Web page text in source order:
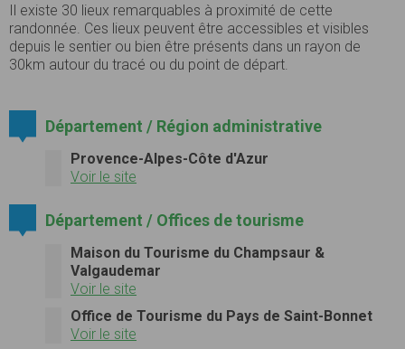
Il existe 30 lieux remarquables à proximité de cette
randonnée. Ces lieux peuvent être accessibles et visibles
depuis le sentier ou bien être présents dans un rayon de
30km autour du tracé ou du point de départ.
Département / Région administrative
Provence-Alpes-Côte d'Azur
Voir le site
Département / Offices de tourisme
Maison du Tourisme du Champsaur &
Valgaudemar
Voir le site
Office de Tourisme du Pays de Saint-Bonnet
Voir le site